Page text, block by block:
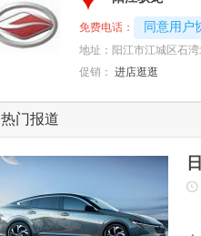
免费电话： 同意用户
地址： 阳江市江城区石
促销： 进店逛逛
热门报道